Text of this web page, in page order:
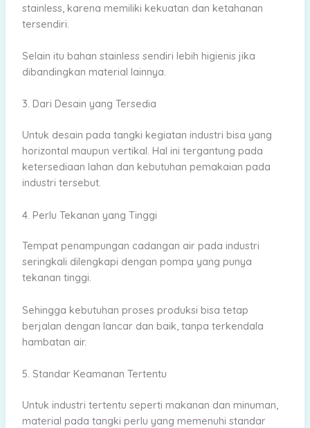
stainless, karena memiliki kekuatan dan ketahanan
tersendiri.
Selain itu bahan stainless sendiri lebih higienis jika
dibandingkan material lainnya.
3. Dari Desain yang Tersedia
Untuk desain pada tangki kegiatan industri bisa yang
horizontal maupun vertikal. Hal ini tergantung pada
ketersediaan lahan dan kebutuhan pemakaian pada
industri tersebut.
4. Perlu Tekanan yang Tinggi
Tempat penampungan cadangan air pada industri
seringkali dilengkapi dengan pompa yang punya
tekanan tinggi.
Sehingga kebutuhan proses produksi bisa tetap
berjalan dengan lancar dan baik, tanpa terkendala
hambatan air.
5. Standar Keamanan Tertentu
Untuk industri tertentu seperti makanan dan minuman,
material pada tangki perlu yang memenuhi standar